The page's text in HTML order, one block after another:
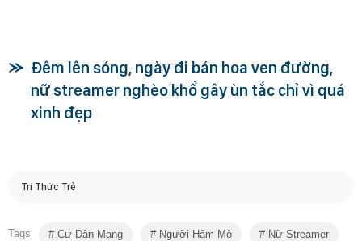
Đêm lên sóng, ngày đi bán hoa ven đường,
nữ streamer nghèo khổ gây ùn tắc chỉ vì quá
xinh đẹp
Trí Thức Trẻ
Tags Cư Dân Mạng Người Hâm Mộ Nữ Streamer